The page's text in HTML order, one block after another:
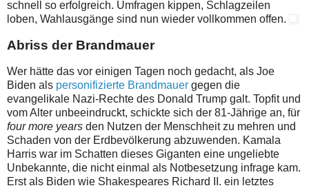
schnell so erfolgreich. Umfragen kippen, Schlagzeilen
loben, Wahlausgänge sind nun wieder vollkommen offen.
Abriss der Brandmauer
Wer hätte das vor einigen Tagen noch gedacht, als Joe
Biden als personifizierte Brandmauer gegen die
evangelikale Nazi-Rechte des Donald Trump galt. Topfit und
vom Alter unbeeindruckt, schickte sich der 81-Jährige an, für
four more years den Nutzen der Menschheit zu mehren und
Schaden von der Erdbevölkerung abzuwenden. Kamala
Harris war im Schatten dieses Giganten eine ungeliebte
Unbekannte, die nicht einmal als Notbesetzung infrage kam.
Erst als Biden wie Shakespeares Richard II. ein letztes